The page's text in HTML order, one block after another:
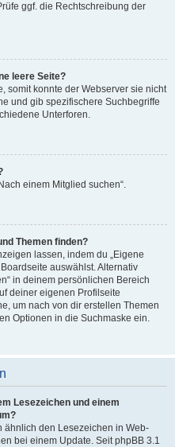
ggf. die Rechtschreibung der
leere Seite?
somit konnte der Webserver sie nicht
und gib spezifischere Suchbegriffe
Unterforen.
einem Mitglied suchen“.
Themen finden?
lassen, indem du „Eigene
auswählst. Alternativ
in deinem persönlichen Bereich
deiner eigenen Profilseite
um nach von dir erstellen Themen
Optionen in die Suchmaske ein.
Lesezeichen und einem
ähnlich den Lesezeichen in Web-
bei einem Update. Seit phpBB 3.1